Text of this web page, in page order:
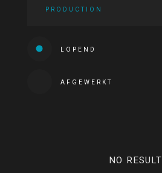
PRODUCTION
LOPEND
AFGEWERKT
NO RESULT